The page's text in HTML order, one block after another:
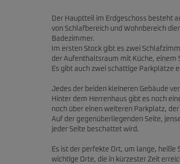
Der Hauptteil im Erdgeschoss besteht
von Schlafbereich und Wohnbereich
Badezimmer.
Im ersten Stock gibt es zwei
der Aufenthaltsraum mit Küche, einem
Es gibt auch zwei schattige Parkplätze
Jedes der beiden kleineren Gebäude
Hinter dem Herrenhaus gibt es noch
noch über einen weiteren Parkplatz,
Auf der gegenüberliegenden Seite,
jeder Seite beschattet wird.
Es ist der perfekte Ort, um lange,
wichtige Orte, die in kürzester Zeit